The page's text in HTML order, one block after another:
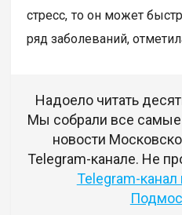
стресс, то он может
ряд заболеваний,
Надоело читать
Мы собрали все
новости
Telegram-канале. Не
Telegram-